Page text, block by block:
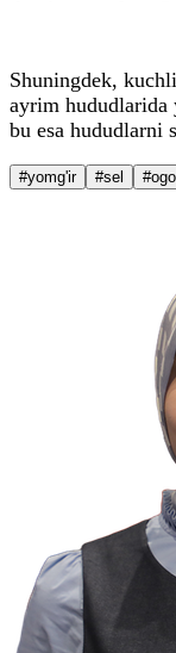
Shuningdek,
ayrim hududlarida
bu esa hududlarni
#yomg'ir #sel